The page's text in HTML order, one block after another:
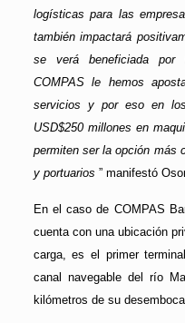
logísticas para las
también impactará
se verá beneficiada por
COMPAS le hemos
servicios y por eso en
USD$250 millones en
permiten ser la opción más
y portuarios ” manifestó
En el caso de COMPAS
cuenta con una ubicación
carga, es el primer
canal navegable del río
kilómetros de su